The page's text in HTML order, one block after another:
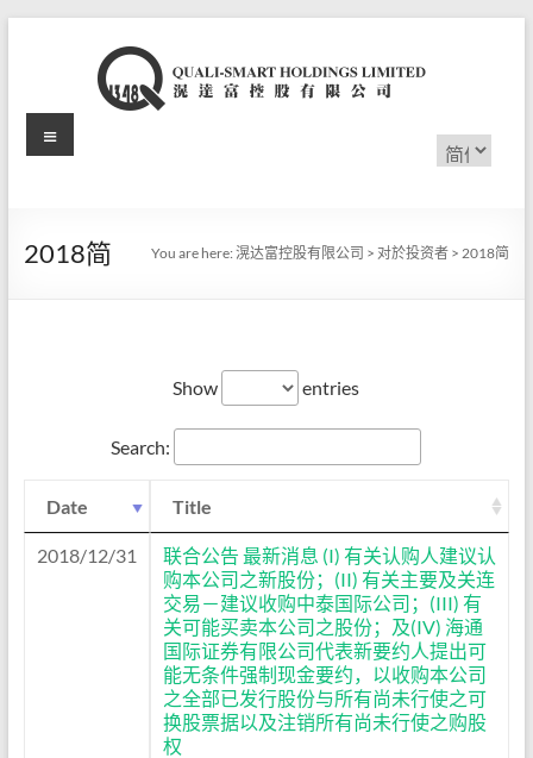
滉
富
司
选
择
Menu
2018简 You are here:滉达富控股有限公司 > 对於投资者 >2018简
Show entries
Search:
Date Title
2018/12/31
联合公告 最新消息 (I) 有关认购人建议认
购本公司之新股份；(II) 有关主要及关连
交易－建议收购中泰国际公司；(III) 有
关可能买卖本公司之股份；及(IV) 海通
国际证券有限公司代表新要约人提出可
能无条件强制现金要约，以收购本公司
之全部已发行股份与所有尚未行使之可
换股票据以及注销所有尚未行使之购股
权